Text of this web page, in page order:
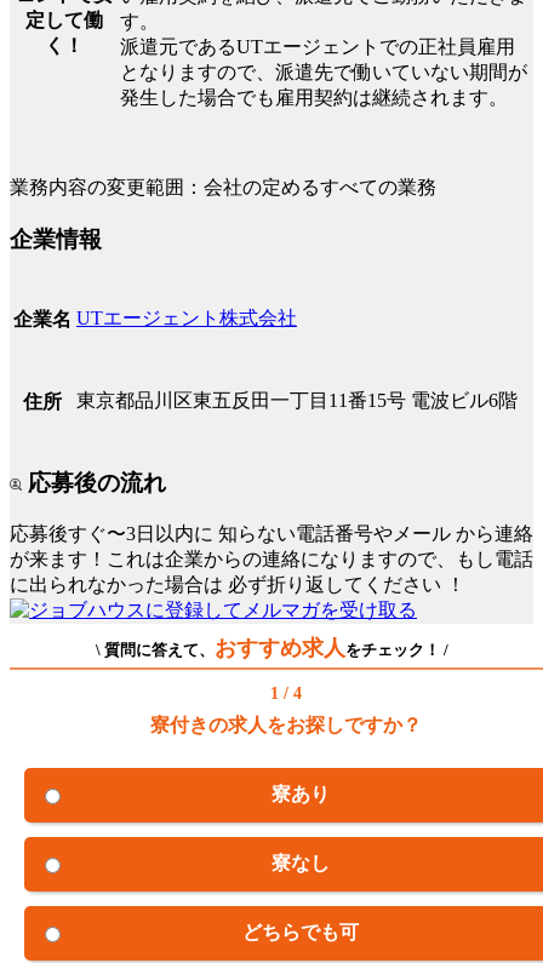
定して働
く！
す。
派遣元であるUTエージェントでの正社員雇用
となりますので、派遣先で働いていない期間が
発生した場合でも雇用契約は継続されます。
業務内容の変更範囲：会社の定めるすべての業務
企業情報
企業名 UTエージェント株式会社
住所 東京都品川区東五反田一丁目11番15号 電波ビル6階
応募後の流れ
応募後すぐ〜3日以内に 知らない電話番号やメール から連絡
が来ます！これは企業からの連絡になりますので、もし電話
に出られなかった場合は 必ず折り返してください ！
\ 質問に答えて、 おすすめ求人 をチェック！ /
1 / 4
寮付きの求人をお探しですか？
寮あり
寮なし
どちらでも可